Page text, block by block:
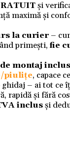
și
maximă și
la curier–
primești,fie
montaj
piulițe, capace
ghidaj – ai tot ce
rapidă și fără
inclusși